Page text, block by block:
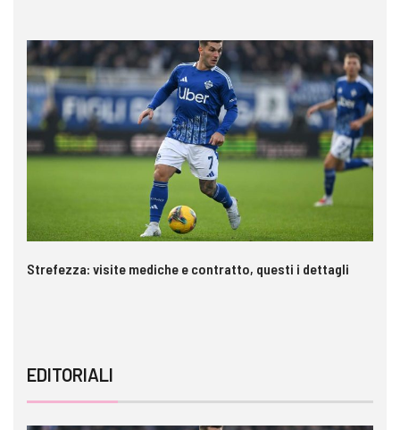
Strefezza: visite mediche e contratto, questi i dettagli
EDITORIALI